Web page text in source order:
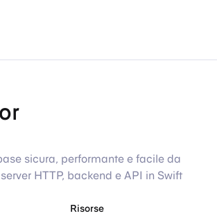
sicura, performante e facile da
HTTP, backend e API in Swift
Risorse